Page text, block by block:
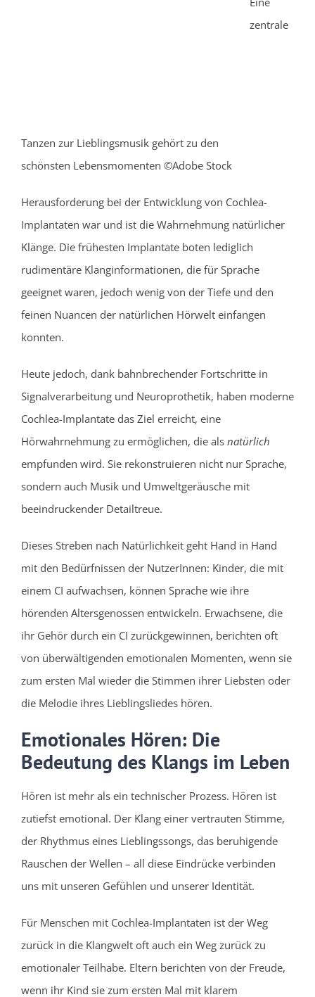
Tanzen zur Lieblingsmusik gehört zu den
schönsten Lebensmomenten ©Adobe Stock
zentrale
Herausforderung bei der Entwicklung von Cochlea-
Implantaten war und ist die Wahrnehmung natürlicher
Klänge. Die frühesten Implantate boten lediglich
rudimentäre Klanginformationen, die für Sprache
geeignet waren, jedoch wenig von der Tiefe und den
feinen Nuancen der natürlichen Hörwelt einfangen
konnten.
Heute jedoch, dank bahnbrechender Fortschritte in
Signalverarbeitung und Neuroprothetik, haben moderne
Cochlea-Implantate das Ziel erreicht, eine
Hörwahrnehmung zu ermöglichen, die als natürlich
empfunden wird. Sie rekonstruieren nicht nur Sprache,
sondern auch Musik und Umweltgeräusche mit
beeindruckender Detailtreue.
Dieses Streben nach Natürlichkeit geht Hand in Hand
mit den Bedürfnissen der NutzerInnen: Kinder, die mit
einem CI aufwachsen, können Sprache wie ihre
hörenden Altersgenossen entwickeln. Erwachsene, die
ihr Gehör durch ein CI zurückgewinnen, berichten oft
von überwältigenden emotionalen Momenten, wenn sie
zum ersten Mal wieder die Stimmen ihrer Liebsten oder
die Melodie ihres Lieblingsliedes hören.
Emotionales Hören: Die
Bedeutung des Klangs im Leben
Hören ist mehr als ein technischer Prozess. Hören ist
zutiefst emotional. Der Klang einer vertrauten Stimme,
der Rhythmus eines Lieblingssongs, das beruhigende
Rauschen der Wellen – all diese Eindrücke verbinden
uns mit unseren Gefühlen und unserer Identität.
Für Menschen mit Cochlea-Implantaten ist der Weg
zurück in die Klangwelt oft auch ein Weg zurück zu
emotionaler Teilhabe. Eltern berichten von der Freude,
wenn ihr Kind sie zum ersten Mal mit klarem